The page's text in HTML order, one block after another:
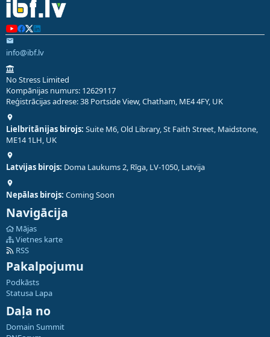
info@ibf.lv
No Stress Limited
Kompānijas numurs: 12629117
Reģistrācijas adrese: 38 Portside View, Chatham, ME4 4FY, UK
Lielbritānijas birojs: Suite M6, Old Library, St Faith Street, Maidstone,
ME14 1LH, UK
Latvijas birojs: Doma Laukums 2, Rīga, LV-1050, Latvija
Nepālas birojs: Coming Soon
Navigācija
Mājas
Vietnes karte
RSS
Pakalpojumu
Podkāsts
Statusa Lapa
Daļa no
Domain Summit